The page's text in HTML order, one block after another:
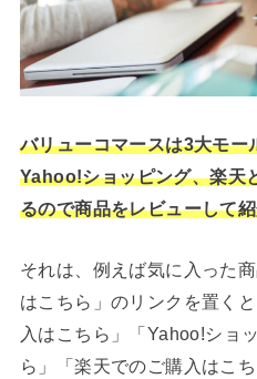
バリューコマースは3大モ
Yahoo!ショッピング、楽天
るので商品をレビューして
それは、例えば気に入った
はこちら」のリンクを置く
入はこちら」「Yahoo!ショ
ら」「楽天でのご購入はこ